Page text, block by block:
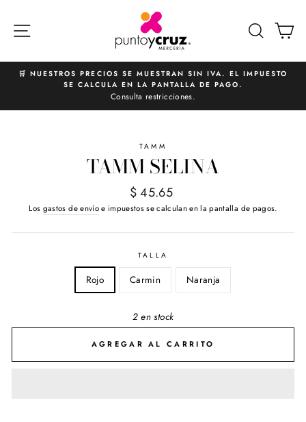
directamente
diapositivas
🛒 NUESTROS PRECIOS SE MUESTRAN SIN IVA. EL IMPUESTO
SE CALCULA EN LA PANTALLA DE PAGO.
Consulta restricciones.
TAMM
TAMM SELINA
Precio
habitual
$ 45.65
Los gastos de envíoe impuestos se calculan en la pantalla de pagos.
TALLA
Rojo Carmin Naranja
2 en stock
AGREGAR AL CARRITO